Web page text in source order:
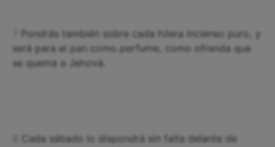
Pondrás también sobre cada hilera incienso puro, y
será para el pan como perfume, como ofrenda que
se quema a Jehová.
Cada sábado lo dispondrá sin falta delante de